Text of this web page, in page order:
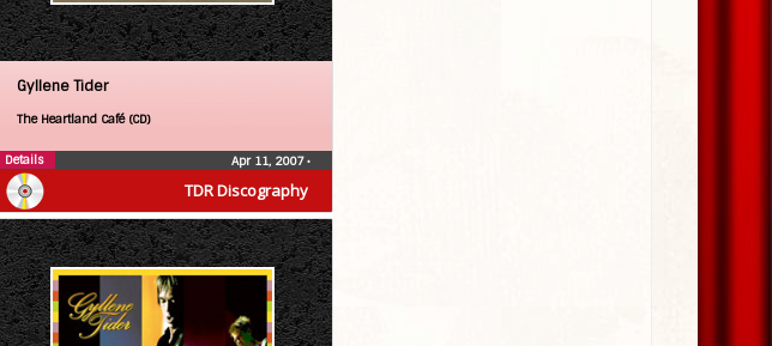
TDR Discography
Gyllene Tider
The Heartland Café (CD)
Apr 11, 2007•
Details